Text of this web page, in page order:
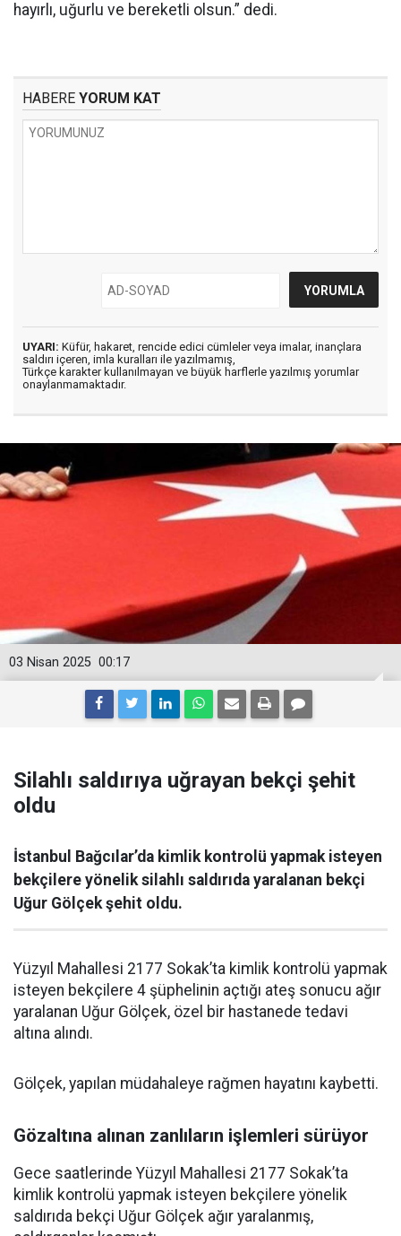
hayırlı, uğurlu ve bereketli olsun.” dedi.
HABERE YORUM KAT
UYARI: Küfür, hakaret, rencide edici cümleler veya imalar, inançlara
saldırı içeren, imla kuralları ile yazılmamış,
Türkçe karakter kullanılmayan ve büyük harflerle yazılmış yorumlar
onaylanmamaktadır.
00:17
03 Nisan 2025
Silahlı saldırıya uğrayan bekçi şehit
oldu
İstanbul Bağcılar’da kimlik kontrolü yapmak isteyen
bekçilere yönelik silahlı saldırıda yaralanan bekçi
Uğur Gölçek şehit oldu.
Yüzyıl Mahallesi 2177 Sokak’ta kimlik kontrolü yapmak
isteyen bekçilere 4 şüphelinin açtığı ateş sonucu ağır
yaralanan Uğur Gölçek, özel bir hastanede tedavi
altına alındı.
Gölçek, yapılan müdahaleye rağmen hayatını kaybetti.
Gözaltına alınan zanlıların işlemleri sürüyor
Gece saatlerinde Yüzyıl Mahallesi 2177 Sokak’ta
kimlik kontrolü yapmak isteyen bekçilere yönelik
saldırıda bekçi Uğur Gölçek ağır yaralanmış,